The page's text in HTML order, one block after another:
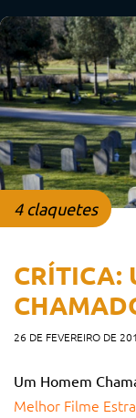
4 claquetes
CRÍTICA:
26 DE FEVEREIRO DE
Um Homem
Melhor Filme